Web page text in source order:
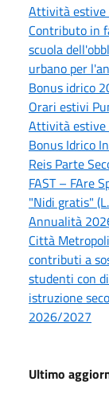
Attività estive
Contributo in
scuola
urbano per
Bonus idrico
Orari estivi
Attività estive
Bonus Idrico
Reis Parte
FAST – FAre
"Nidi gratis"
Annualità
Città
contributi a
studenti con
istruzione
2026/2027
Ultimo